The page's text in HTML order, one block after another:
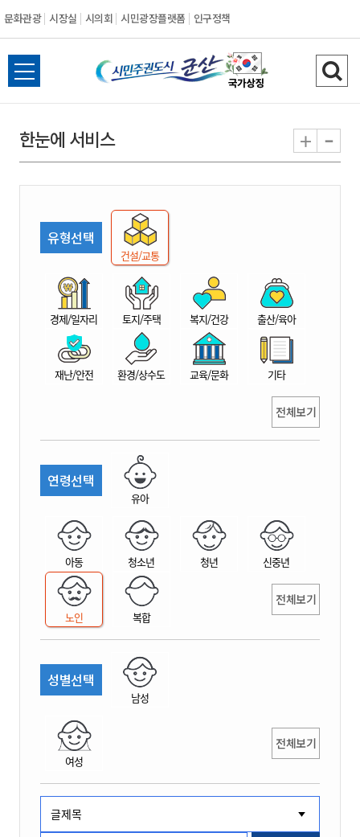
문화관광 시장실 시의회 시민광장플랫폼 인구정책
시
민
권
도
시
산
전
체
뉴
열
검
색
기
한눈에 서비스 + -
유형선택
건설/교통
경제/일자리 토지/주택 복지/건강 출산/육아
재난/안전 환경/상수도 교육/문화 기타
전체보기
연령선택
유아
아동 청소년 청년 신중년
노인 복합
전체보기
성별선택
남성
여성
전체보기